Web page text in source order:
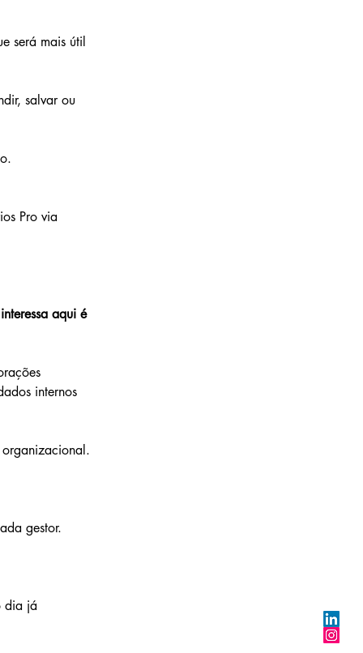
será mais útil
salvar ou
Pro via
aqui é
internos
organizacional.
gestor.
dia já